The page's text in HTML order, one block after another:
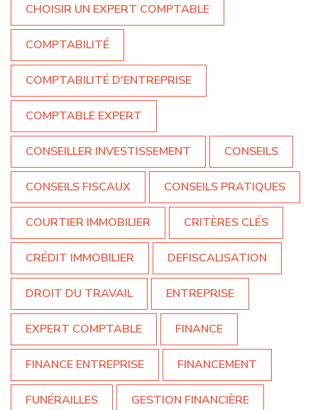
CHOISIR UN EXPERT COMPTABLE
COMPTABILITÉ
COMPTABILITÉ D'ENTREPRISE
COMPTABLE EXPERT
CONSEILLER INVESTISSEMENT CONSEILS
CONSEILS FISCAUX CONSEILS PRATIQUES
COURTIER IMMOBILIER CRITÈRES CLÉS
CRÉDIT IMMOBILIER DEFISCALISATION
DROIT DU TRAVAIL ENTREPRISE
EXPERT COMPTABLE FINANCE
FINANCE ENTREPRISE FINANCEMENT
FUNÉRAILLES GESTION FINANCIÈRE